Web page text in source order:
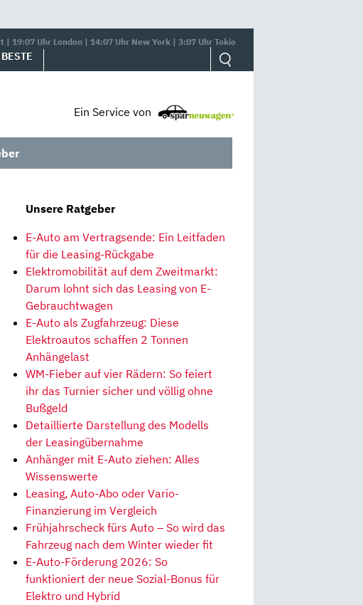
| 19:07 Uhr London | 14:07 Uhr New York | 3:07 Uhr Tokio
Ein Service von
Unsere Ratgeber
E-Auto am Vertragsende: Ein Leitfaden
für die Leasing-Rückgabe
Elektromobilität auf dem Zweitmarkt:
Darum lohnt sich das Leasing von E-
Gebrauchtwagen
E-Auto als Zugfahrzeug: Diese
Elektroautos schaffen 2 Tonnen
Anhängelast
WM-Fieber auf vier Rädern: So feiert
ihr das Turnier sicher und völlig ohne
Bußgeld
Detaillierte Darstellung des Modells
der Leasingübernahme
Anhänger mit E-Auto ziehen: Alles
Wissenswerte
Leasing, Auto-Abo oder Vario-
Finanzierung im Vergleich
Frühjahrscheck fürs Auto – So wird das
Fahrzeug nach dem Winter wieder fit
E-Auto-Förderung 2026: So
funktioniert der neue Sozial-Bonus für
Elektro und Hybrid